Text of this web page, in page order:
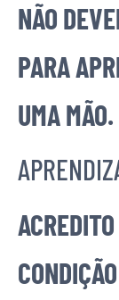
NÃO
PARA
UMA MÃO.